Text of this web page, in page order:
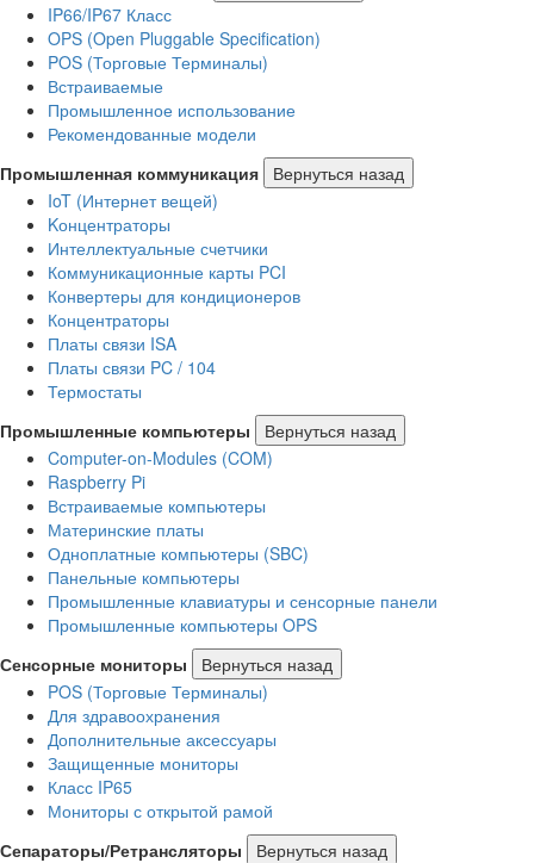
IP66/IP67 Класс
OPS (Open Pluggable Specification)
POS (Торговые Терминалы)
Встраиваемые
Промышленное использование
Рекомендованные модели
Промышленная коммуникация
Вернуться назад
IoT (Интернет вещей)
Kонцентраторы
Интеллектуальные счетчики
Коммуникационные карты PCI
Конвертеры для кондиционеров
Концентраторы
Платы связи ISA
Платы связи PC / 104
Термостаты
Промышленные компьютеры
Вернуться назад
Computer-on-Modules (COM)
Raspberry Pi
Встраиваемые компьютеры
Материнские платы
Одноплатные компьютеры (SBC)
Панельные компьютеры
Промышленные клавиатуры и сенсорные панели
Промышленные компьютеры OPS
Сенсорные мониторы
Вернуться назад
POS (Торговые Терминалы)
Для здравоохранения
Дополнительные аксессуары
Защищенные мониторы
Класс IP65
Мониторы с открытой рамой
Сепараторы/Ретрансляторы
Вернуться назад